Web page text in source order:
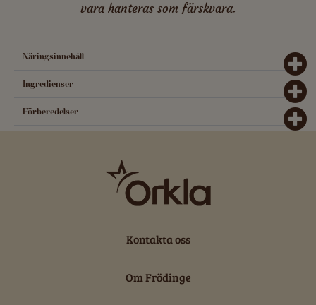
vara hanteras som färskvara.
Näringsinnehåll
Ingredienser
Förberedelser
Kontakta oss
Om Frödinge